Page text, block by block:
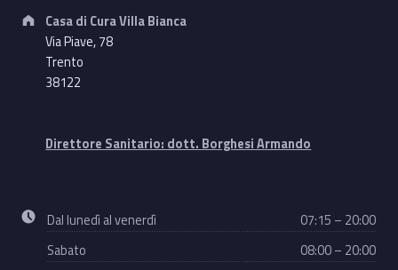
Address:
Casa di Cura Villa Bianca
Via Piave, 78
Trento
38122
Direttore Sanitario: dott. Borghesi Armando
Business hours:
Dal lunedì al venerdì
07:15 – 20:00
Sabato
08:00 – 20:00